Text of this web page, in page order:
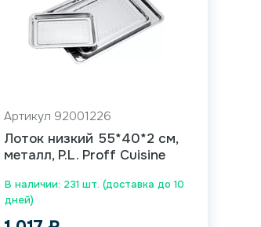
В наличии: 231 шт. (доставка до 10
дней)
Артикул 92001226
Лоток низкий 55*40*2 см,
металл, P.L. Proff Cuisine